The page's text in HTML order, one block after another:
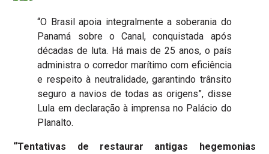
“O Brasil apoia integralmente a soberania do
Panamá sobre o Canal, conquistada após
décadas de luta. Há mais de 25 anos, o país
administra o corredor marítimo com eficiência
e respeito à neutralidade, garantindo trânsito
seguro a navios de todas as origens”, disse
Lula em declaração à imprensa no Palácio do
Planalto.
“Tentativas de restaurar antigas hegemonias